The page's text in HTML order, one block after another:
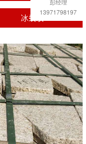
冰裂纹
彭经理
13971798197